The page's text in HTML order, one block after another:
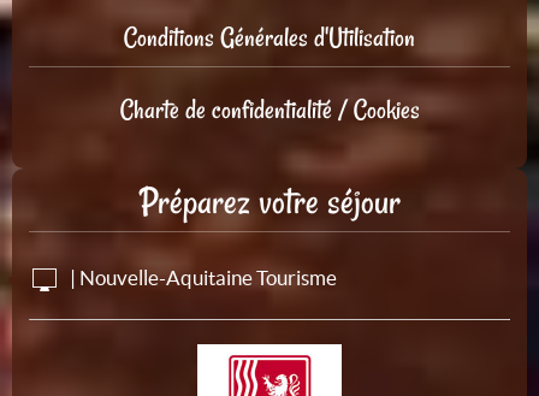
Conditions Générales d'Utilisation
Charte de confidentialité / Cookies
Préparez votre séjour
| Nouvelle-Aquitaine Tourisme